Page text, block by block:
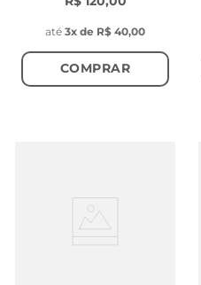
até 3x de R$ 40,00
COMPRAR